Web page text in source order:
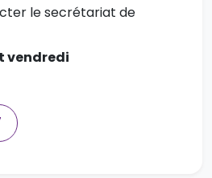
le secrétariat de
vendredi